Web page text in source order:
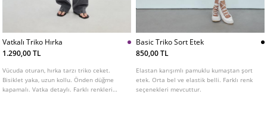
Vatkalı Triko Hırka
1.290,00 TL
Vücuda oturan, hırka tarzı triko ceket.
Bisiklet yaka, uzun kollu. Önden düğme
kapamalı. Vatka detaylı. Farklı renkleri
Basic Triko Sort Etek
850,00 TL
Elastan karışımlı pamuklu kumaştan şort
etek. Orta bel ve elastik belli. Farklı renk
seçenekleri mevcuttur.